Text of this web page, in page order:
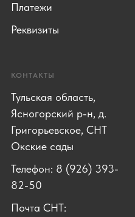
Платежи
Реквизиты
КОНТАКТЫ
Тульская область,
Ясногорский р-н, д.
Григорьевское, СНТ
Окские сады
Телефон: 8 (926) 393-
82-50
Почта СНТ: